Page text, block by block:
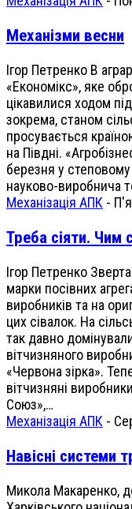
Механізми весни
Ігор Петренко В
«Економікс», яке
цікавилися ходом
зокрема, станом
просувається
на Півдні.
березня у
науково-виробнича
Механізація АПК -
Треба сіяти. Чим
Ігор Петренко
марки посівних
виробників та на
цих сівалок. На
так давно
вітчизняного
«Червона зірка».
вітчизняні
Союз»,…
Механізація АПК -
Навісні системи
Микола Макаренко,